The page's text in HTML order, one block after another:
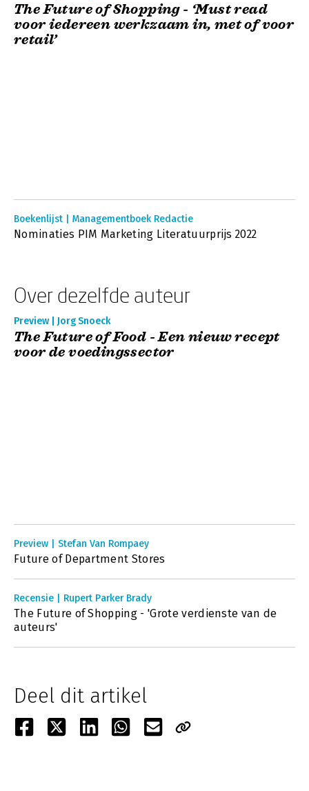
The Future of Shopping - ‘Must read
voor iedereen werkzaam in, met of voor
retail’
Boekenlijst | Managementboek Redactie
Nominaties PIM Marketing Literatuurprijs 2022
Over dezelfde auteur
Preview | Jorg Snoeck
The Future of Food - Een nieuw recept
voor de voedingssector
Preview | Stefan Van Rompaey
Future of Department Stores
Recensie | Rupert Parker Brady
The Future of Shopping - 'Grote verdienste van de
auteurs'
Deel dit artikel